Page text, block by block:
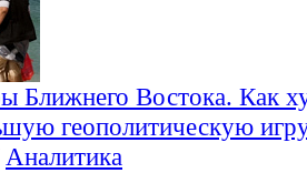
Ближнего Востока. Как
геополитическую
Аналитика